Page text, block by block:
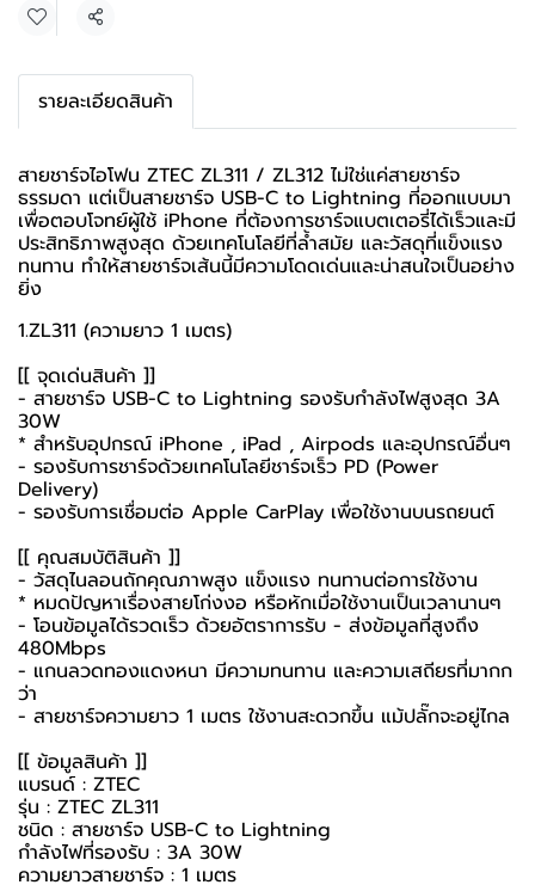
Share
รายละเอียดสินค้า
สายชาร์จไอโฟน ZTEC ZL311 / ZL312 ไม่ใช่แค่สายชาร์จ
ธรรมดา แต่เป็นสายชาร์จ USB-C to Lightning ที่ออกแบบมา
เพื่อตอบโจทย์ผู้ใช้ iPhone ที่ต้องการชาร์จแบตเตอรี่ได้เร็วและมี
ประสิทธิภาพสูงสุด ด้วยเทคโนโลยีที่ล้ำสมัย และวัสดุที่แข็งแรง
ทนทาน ทำให้สายชาร์จเส้นนี้มีความโดดเด่นและน่าสนใจเป็นอย่าง
ยิ่ง
1.ZL311 (ความยาว 1 เมตร)
[[ จุดเด่นสินค้า ]]
- สายชาร์จ USB-C to Lightning รองรับกำลังไฟสูงสุด 3A
30W
* สำหรับอุปกรณ์ iPhone , iPad , Airpods และอุปกรณ์อื่นๆ
- รองรับการชาร์จด้วยเทคโนโลยีชาร์จเร็ว PD (Power
Delivery)
- รองรับการเชื่อมต่อ Apple CarPlay เพื่อใช้งานบนรถยนต์
[[ คุณสมบัติสินค้า ]]
- วัสดุไนลอนถักคุณภาพสูง แข็งแรง ทนทานต่อการใช้งาน
* หมดปัญหาเรื่องสายโก่งงอ หรือหักเมื่อใช้งานเป็นเวลานานๆ
- โอนข้อมูลได้รวดเร็ว ด้วยอัตราการรับ - ส่งข้อมูลที่สูงถึง
480Mbps
- แกนลวดทองแดงหนา มีความทนทาน และความเสถียรที่มากก
ว่า
- สายชาร์จความยาว 1 เมตร ใช้งานสะดวกขึ้น แม้ปลั๊กจะอยู่ไกล
[[ ข้อมูลสินค้า ]]
แบรนด์ : ZTEC
รุ่น : ZTEC ZL311
ชนิด : สายชาร์จ USB-C to Lightning
กำลังไฟที่รองรับ : 3A 30W
ความยาวสายชาร์จ : 1 เมตร